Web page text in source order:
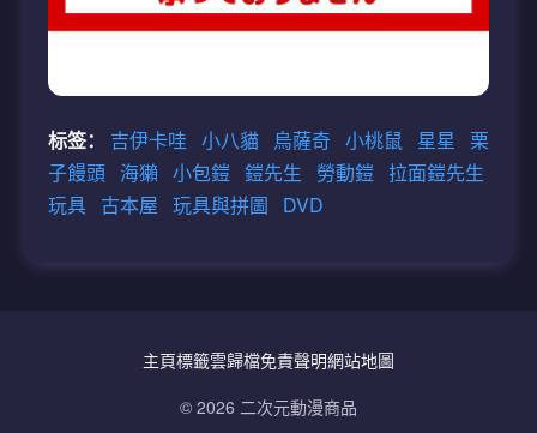
标签： 吉伊卡哇 小八貓 烏薩奇 小桃鼠 星星
栗
子饅頭 海獺 小包鎧 鎧先生 勞動鎧 拉面鎧先生
玩具 古本屋 玩具與拼圖 DVD
主頁標籤雲歸檔免責聲明網站地圖
© 2026 二次元動漫商品